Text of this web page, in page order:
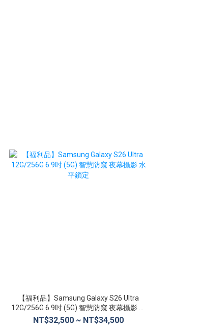
【福利品】Samsung Galaxy S26 Ultra
12G/256G 6.9吋 (5G) 智慧防窺 夜幕攝影 水
平鎖定
NT$32,500 ~ NT$34,500